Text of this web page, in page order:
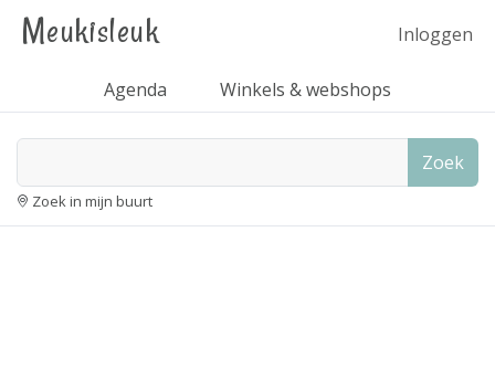
Meukisleuk Inloggen
Agenda Winkels & webshops
Zoek
Zoek in mijn buurt